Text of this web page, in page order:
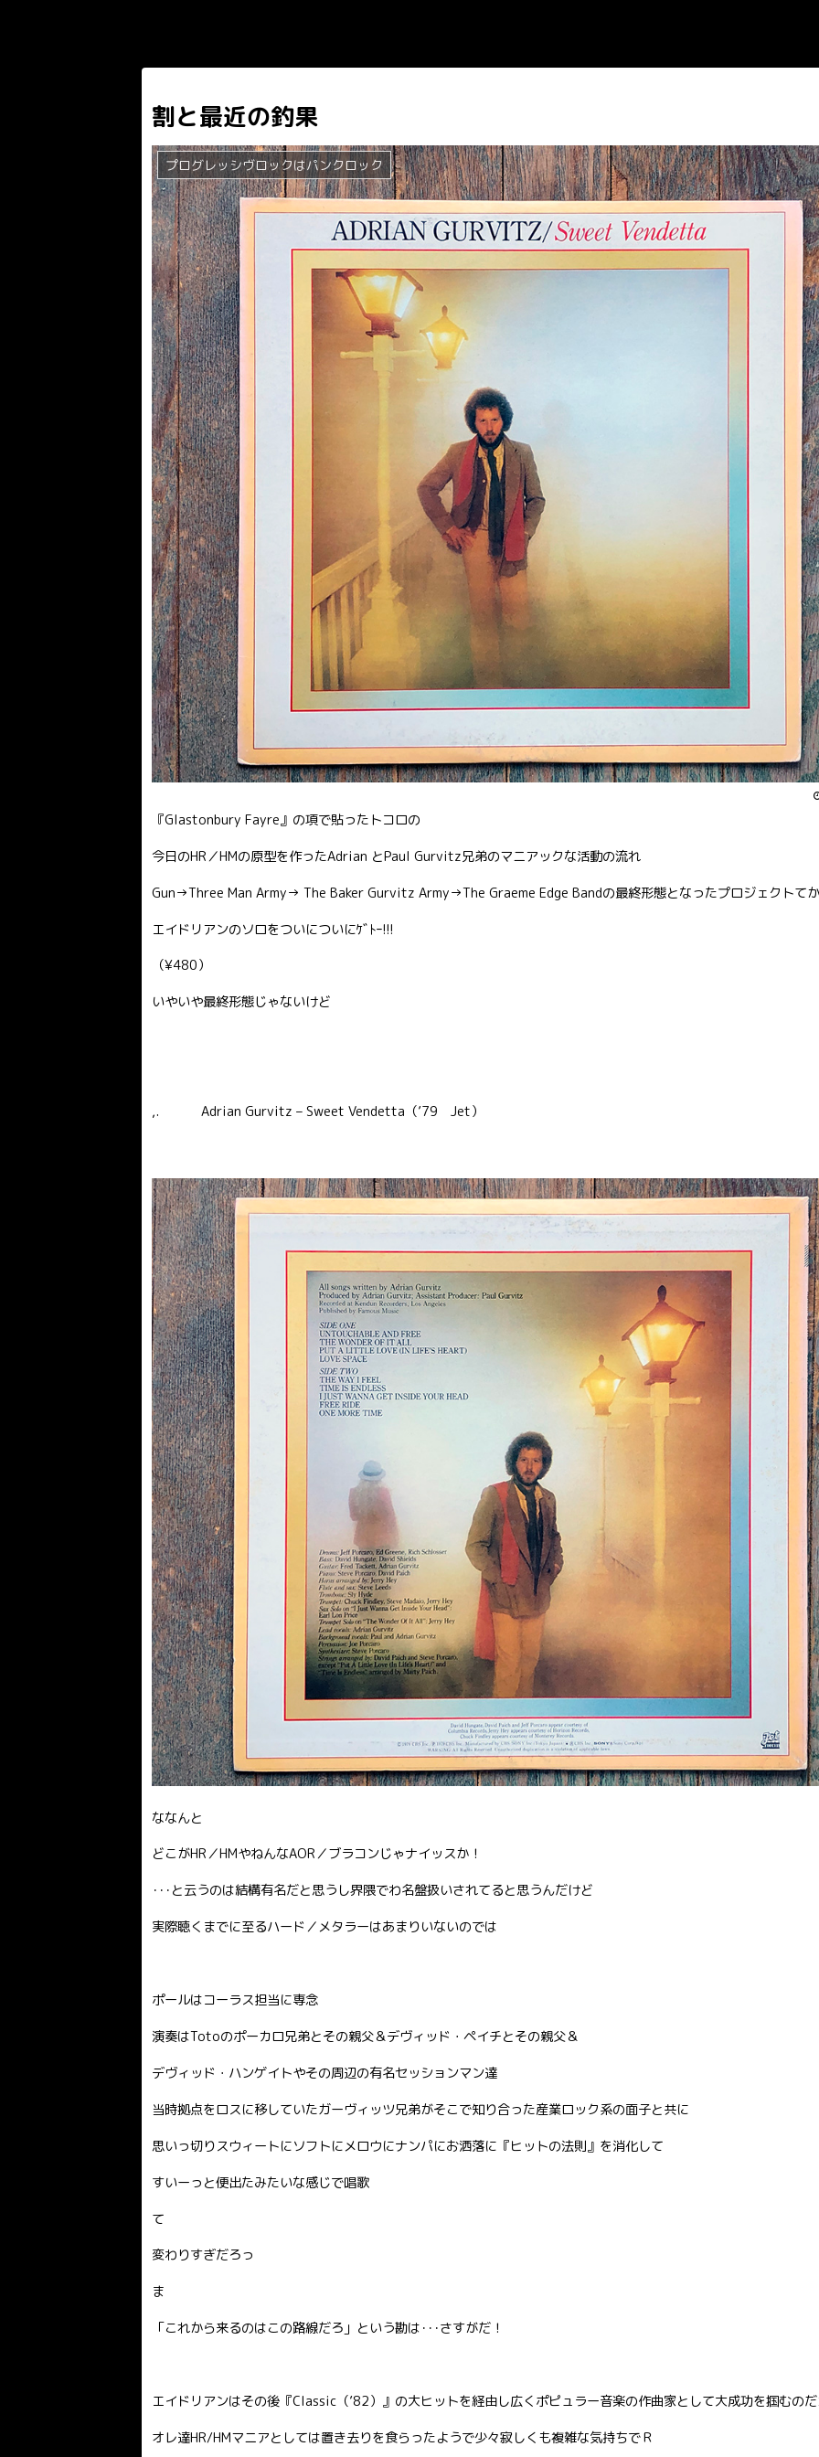
割と最近の釣果
プログレッシヴロックはパンクロック
『Glastonbury Fayre』の項で貼ったトコロの
今日のHR／HMの原型を作ったAdrian とPaul Gurvitz兄弟のマニアックな活動の流れ
Gun→Three Man Army→ The Baker Gurvitz Army→The Graeme Edge Bandの最終形態となったプロジェクトてか
エイドリアンのソロをついについにｹﾞﾄｰ!!!
（¥480）
いやいや最終形態じゃないけど
,. Adrian Gurvitz – Sweet Vendetta（’79 Jet）
ななんと
どこがHR／HMやねんなAOR／ブラコンじゃナイッスか！
･･･と云うのは結構有名だと思うし界隈でわ名盤扱いされてると思うんだけど
実際聴くまでに至るハード／メタラーはあまりいないのでは
ポールはコーラス担当に専念
演奏はTotoのポーカロ兄弟とその親父＆デヴィッド・ペイチとその親父＆
デヴィッド・ハンゲイトやその周辺の有名セッションマン達
当時拠点をロスに移していたガーヴィッツ兄弟がそこで知り合った産業ロック系の面子と共に
思いっ切りスウィートにソフトにメロウにナンパにお洒落に『ヒットの法則』を消化して
すいーっと便出たみたいな感じで唱歌
て
変わりすぎだろっ
ま
「これから来るのはこの路線だろ」という勘は･･･さすがだ！
エイドリアンはその後『Classic（’82）』の大ヒットを経由し広くポピュラー音楽の作曲家として大成功を掴むの
オレ達HR/HMマニアとしては置き去りを食らったようで少々寂しくも複雑な気持ちでＲ